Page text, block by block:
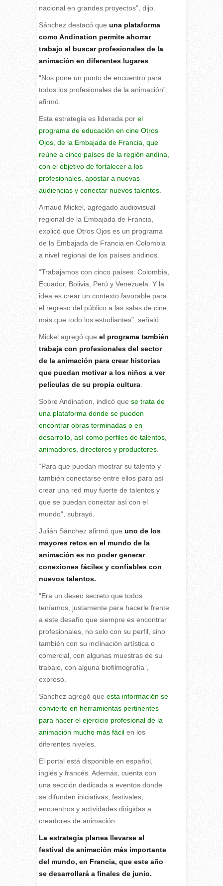
nacional en grandes proyectos”, dijo.
Sánchez destacó que una plataforma
como Andination permite ahorrar
trabajo al buscar profesionales de la
animación en diferentes lugares.
“Nos pone un punto de encuentro para
todos los profesionales de la animación”,
afirmó.
Esta estrategia es liderada porel
programa de educación en cine Otros
Ojos, de la Embajada de Francia, que
reúne a cinco países de la región andina,
con el objetivo de fortalecer a los
profesionales, apostar a nuevas
audiencias y conectar nuevos talentos.
Arnaud Mickel, agregado audiovisual
regional de la Embajada de Francia,
explicó que Otros Ojos es un programa
de la Embajada de Francia en Colombia
a nivel regional de los países andinos.
“Trabajamos con cinco países: Colombia,
Ecuador, Bolivia, Perú y Venezuela. Y la
idea es crear un contexto favorable para
el regreso del público a las salas de cine,
más que todo los estudiantes”, señaló.
Mickel agregó que el programa también
trabaja con profesionales del sector
de la animación para crear historias
que puedan motivar a los niños a ver
películas de su propia cultura.
Sobre Andination, indicó que se trata de
una plataforma donde se pueden
encontrar obras terminadas o en
desarrollo, así como perfiles de talentos,
animadores, directores y productores.
“Para que puedan mostrar su talento y
también conectarse entre ellos para así
crear una red muy fuerte de talentos y
que se puedan conectar así con el
mundo”, subrayó.
Julián Sánchez afirmó que uno de los
mayores retos en el mundo de la
animación es no poder generar
conexiones fáciles y confiables con
nuevos talentos.
“Era un deseo secreto que todos
teníamos, justamente para hacerle frente
a este desafío que siempre es encontrar
profesionales, no solo con su perfil, sino
también con su inclinación artística o
comercial, con algunas muestras de su
trabajo, con alguna biofilmografía”,
expresó.
Sánchez agregó que esta información se
convierte en herramientas pertinentes
para hacer el ejercicio profesional de la
animación mucho más fácilen los
diferentes niveles.
El portal está disponible en español,
inglés y francés. Además, cuenta con
una sección dedicada a eventos donde
se difunden iniciativas, festivales,
encuentros y actividades dirigidas a
creadores de animación.
La estrategia planea llevarse al
festival de animación más importante
del mundo, en Francia, que este año
se desarrollará a finales de junio.